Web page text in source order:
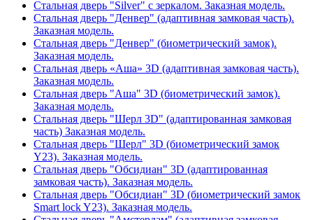
Стальная дверь "Silver" с зеркалом. Заказная модель.
Стальная дверь "Денвер" (адаптивная замковая часть).
Заказная модель.
Стальная дверь "Денвер" (биометрический замок).
Заказная модель.
Стальная дверь «Аша» 3D (адаптивная замковая часть).
Заказная модель.
Стальная дверь "Аша" 3D (биометрический замок).
Заказная модель.
Стальная дверь "Шерл 3D" (адаптированная замковая
часть) Заказная модель.
Стальная дверь "Шерл" 3D (биометрический замок
Y23). Заказная модель.
Стальная дверь "Обсидиан" 3D (адаптированная
замковая часть). Заказная модель.
Стальная дверь "Обсидиан" 3D (биометрический замок
Smart lock Y23). Заказная модель.